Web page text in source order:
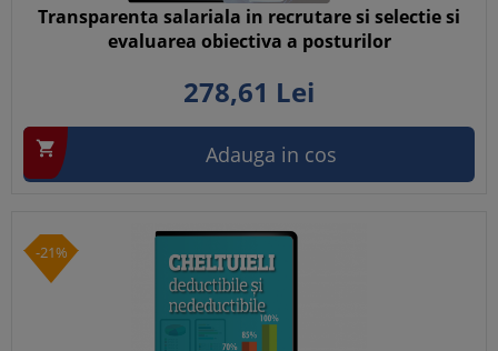
Transparenta salariala in recrutare si selectie si
evaluarea obiectiva a posturilor
278,61 Lei
 Adauga in cos
-21%